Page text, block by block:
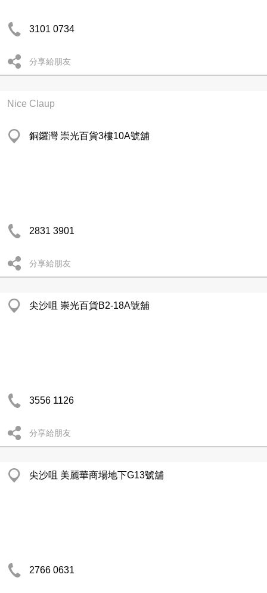
3101 0734
分享給朋友
Nice Claup
銅鑼灣 崇光百貨3樓10A號舖
2831 3901
分享給朋友
尖沙咀 崇光百貨B2-18A號舖
3556 1126
分享給朋友
尖沙咀 美麗華商場地下G13號舖
2766 0631